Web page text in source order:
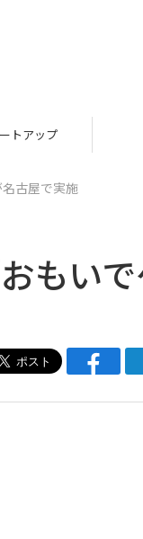
トアップ
古屋で実施
もい